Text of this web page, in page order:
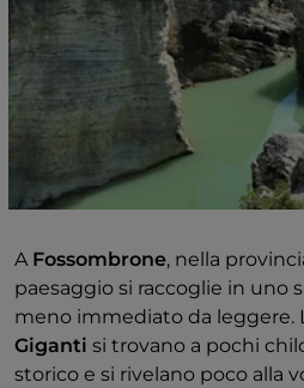
passeggiata senza fretta: il
rallentare e ad adattare il
attraversarla, la Gola del Furlo
seguendo il ritmo dell'acqua e
A Fossombrone, nella
paesaggio si raccoglie in uno
meno immediato da leggere.
Giganti si trovano a pochi
storico e si rivelano poco alla